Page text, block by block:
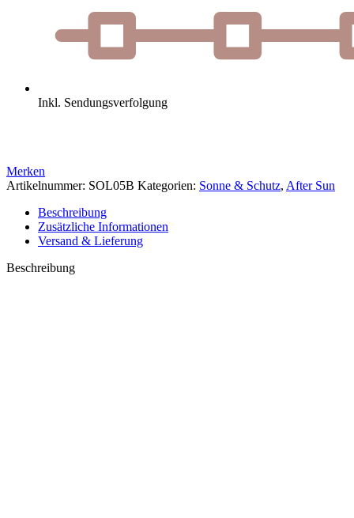
Inkl. Sendungsverfolgung
Merken
Artikelnummer: SOL05B Kategorien: Sonne & Schutz, After Sun
Beschreibung
Zusätzliche Informationen
Versand & Lieferung
Beschreibung